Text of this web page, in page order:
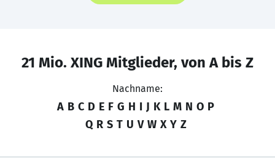
21 Mio. XING Mitglieder, von A bis Z
Nachname:
A B C D E F G H I J K L M N O P
Q R S T U V W X Y Z